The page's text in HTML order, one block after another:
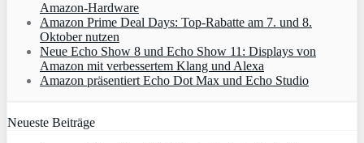
Amazon‑Hardware
Amazon Prime Deal Days: Top-Rabatte am 7. und 8.
Oktober nutzen
Neue Echo Show 8 und Echo Show 11: Displays von
Amazon mit verbessertem Klang und Alexa
Amazon präsentiert Echo Dot Max und Echo Studio
Neueste Beiträge